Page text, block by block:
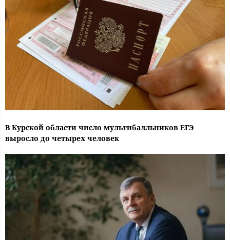
В Курской области число мультибалльников ЕГЭ
выросло до четырех человек